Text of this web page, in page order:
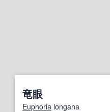
竜眼
Euphoria longana